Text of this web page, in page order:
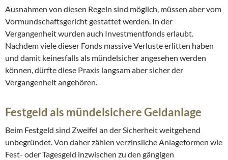
Ausnahmen von diesen Regeln sind möglich, müssen aber vom
Vormundschaftsgericht gestattet werden. In der
Vergangenheit wurden auch Investmentfonds erlaubt.
Nachdem viele dieser Fonds massive Verluste erlitten haben
und damit keinesfalls als mündelsicher angesehen werden
können, dürfte diese Praxis langsam aber sicher der
Vergangenheit angehören.
Festgeld als mündelsichere Geldanlage
Beim Festgeld sind Zweifel an der Sicherheit weitgehend
unbegründet. Von daher zählen verzinsliche Anlageformen wie
Fest- oder Tagesgeld inzwischen zu den gängigen